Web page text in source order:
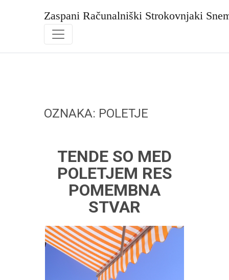
Zaspani Računalniški Strokovnjaki
OZNAKA: POLETJE
TENDE SO MED
POLETJEM RES
POMEMBNA
STVAR